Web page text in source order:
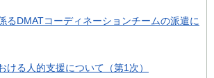
るDMATコーディネーションチームの派遣に
ける人的支援について（第1次）